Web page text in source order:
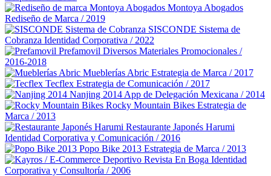
Montoya Abogados
Rediseño de Marca / 2019
SISCONDE Sistema de
Cobranza Identidad Corporativa / 2022
Prefamovil Diversos Materiales Promocionales /
2016-2018
Mueblerías Abric Estrategia de Marca / 2017
Tecflex Estrategia de Comunicación / 2017
Nanjing 2014 App de Delegación Mexicana / 2014
Rocky Mountain Bikes Estrategia de
Marca / 2013
Restaurante Japonés Harumi
Identidad Corporativa y Comunicación / 2016
Popo Bike 2013 Estrategia de Marca / 2013
Revista En Boga Identidad
Corporativa y Consultoría / 2006